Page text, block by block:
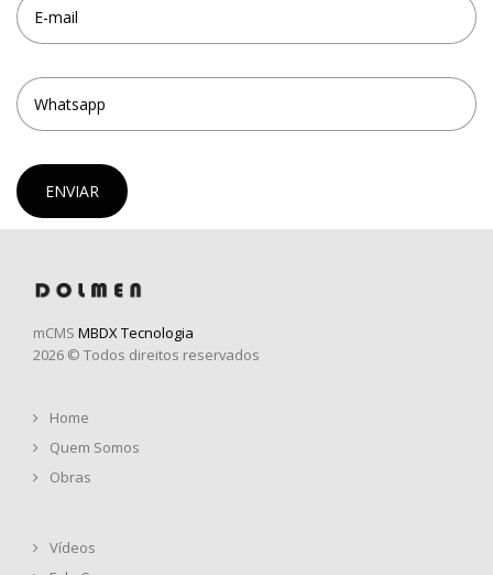
ENVIAR
mCMS MBDX Tecnologia
2026 © Todos direitos reservados
Home
Quem Somos
Obras
Vídeos